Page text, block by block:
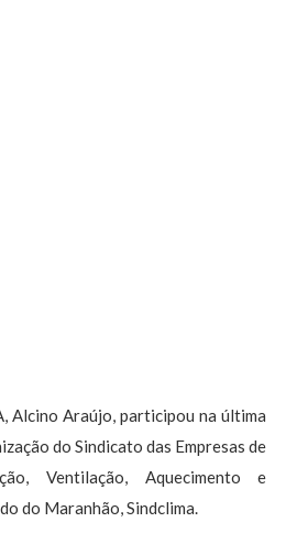
Alcino Araújo, participou na última
do Sindicato das Empresas de
Ventilação, Aquecimento e
do Maranhão, Sindclima.